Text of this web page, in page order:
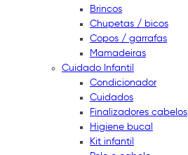
Brincos
Chupetas / bicos
Copos / garrafas
Mamadeiras
Cuidado Infantil
Condicionador
Cuidados
Finalizadores cabelos
Higiene bucal
Kit infantil